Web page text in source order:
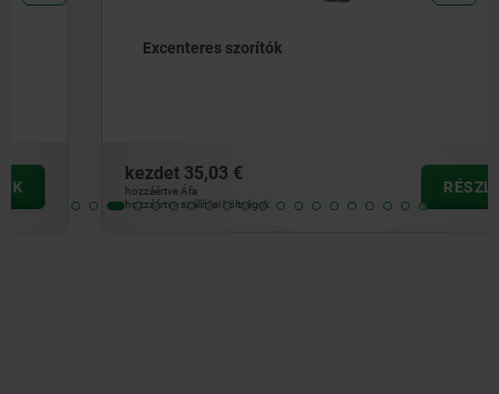
Excenteres szorítók
kezdet 35,03 €
hozzáértve szállítási költségek